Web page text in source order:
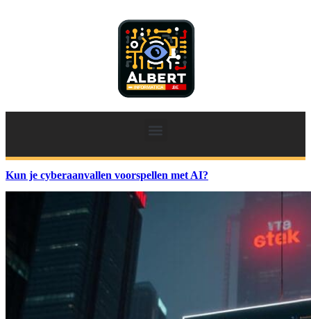
Kun je cyberaanvallen voorspellen met AI?